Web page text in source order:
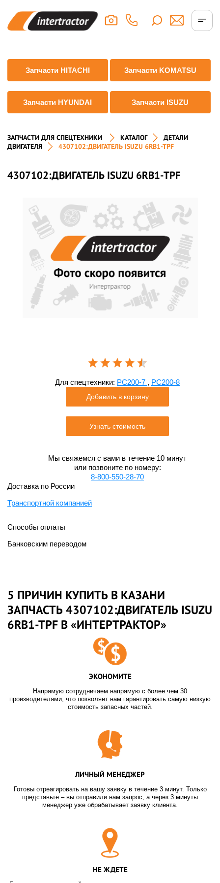
Запчасти HITACHI Запчасти KOMATSU
Запчасти HYUNDAI Запчасти ISUZU
ЗАПЧАСТИ ДЛЯ СПЕЦТЕХНИКИ КАТАЛОГ
ДЕТАЛИ
ДВИГАТЕЛЯ
4307102:ДВИГАТЕЛЬ ISUZU 6RB1-TPF
4307102:ДВИГАТЕЛЬ ISUZU 6RB1-TPF
Для спецтехники: PC200-7 , PC200-8
Добавить в корзину
Узнать стоимость
Мы свяжемся с вами в течение 10 минут
или позвоните по номеру:
8-800-550-28-70
Доставка по России
Транспортной компанией
Способы оплаты
Банковским переводом
5 ПРИЧИН КУПИТЬ В КАЗАНИ
ЗАПЧАСТЬ 4307102:ДВИГАТЕЛЬ ISUZU
6RB1-TPF В «ИНТЕРТРАКТОР»
ЭКОНОМИТЕ
Напрямую сотрудничаем напрямую с более чем 30
производителями, что позволяет нам гарантировать самую низкую
стоимость запасных частей.
ЛИЧНЫЙ МЕНЕДЖЕР
Готовы отреагировать на вашу заявку в течение 3 минут. Только
представьте – вы отправили нам запрос, а через 3 минуты
менеджер уже обрабатывает заявку клиента.
НЕ ЖДЕТЕ